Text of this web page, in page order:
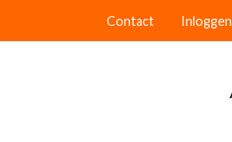
Contact Inloggen